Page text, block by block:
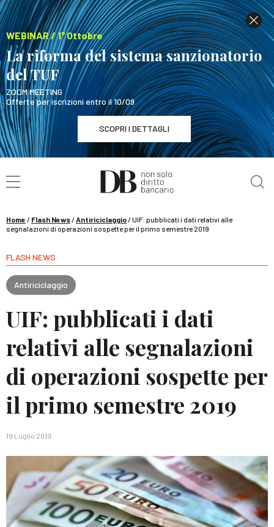
WEBINAR / 1° Ottobre
La riforma del sistema sanzionatorio
del TUF
ZOOM MEETING
Offerte per iscrizioni entro il 10/09
SCOPRI I DETTAGLI
WEBINAR / 1° Ottobre
La riforma del sistema sanzionatorio del TUF
Home / Flash News/Antiriciclaggio/UIF: pubblicati i dati relativi alle
segnalazioni di operazioni sospette per il primo semestre 2019
FLASH NEWS
Antiriciclaggio
UIF: pubblicati i dati
relativi alle segnalazioni
di operazioni sospette per
il primo semestre 2019
19 Luglio 2019